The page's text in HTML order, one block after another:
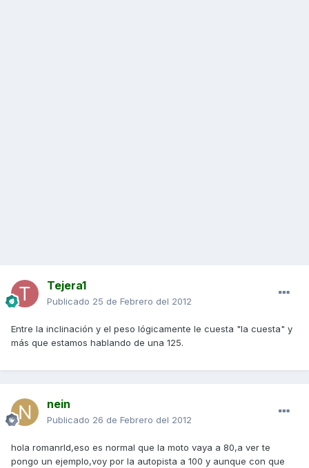
Tejera1
Publicado 25 de Febrero del 2012
Entre la inclinación y el peso lógicamente le cuesta "la cuesta" y
más que estamos hablando de una 125.
nein
Publicado 26 de Febrero del 2012
hola romanrld,eso es normal que la moto vaya a 80,a ver te
pongo un ejemplo,voy por la autopista a 100 y aunque con que